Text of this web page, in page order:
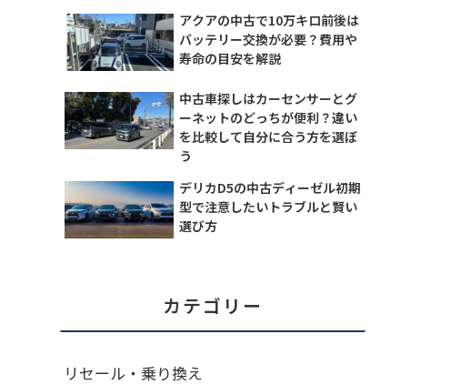
アクアの中古で10万キロ前後は
バッテリー交換が必要？費用や
寿命の目安を解説
中古車探しはカーセンサーとグ
ーネットのどっちが便利？違い
を比較して自分に合う方を選ぼ
う
デリカD5の中古ディーゼル初期
型で注意したいトラブルと賢い
選び方
カテゴリー
リセール・乗り換え